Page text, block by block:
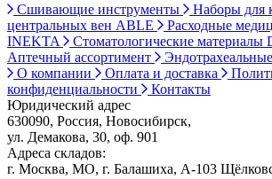
Сшивающие инструменты
Наборы для
центральных вен ABLE
Расходные
INEKTA
Стоматологические
Аптечный ассортимент
О компании
Оплата и доставка
конфиденциальности
Контакты
Юридический адрес
630090, Россия, Новосибирск,
ул. Демакова, 30, оф. 901
Адреса складов:
г. Москва, МО, г. Балашиха, А-103